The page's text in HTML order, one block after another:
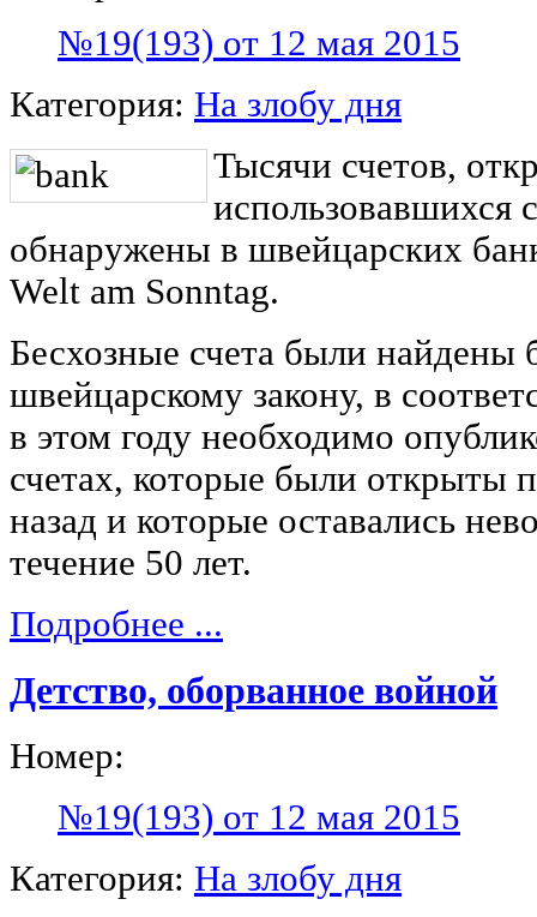
№19(193) от 12 мая 2015
Категория: На злобу дня
Тысячи счетов,
использовавшихся
обнаружены в швейцарских
Welt am Sonntag.
Бесхозные счета были найдены
швейцарскому закону, в
в этом году необходимо
счетах, которые были открыты
назад и которые оставались
течение 50 лет.
Подробнее ...
Детство, оборванное войной
Номер:
№19(193) от 12 мая 2015
Категория: На злобу дня